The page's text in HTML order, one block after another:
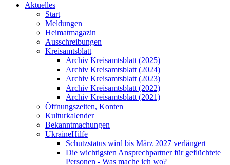
Aktuelles
Start
Meldungen
Heimatmagazin
Ausschreibungen
Kreisamtsblatt
Archiv Kreisamtsblatt (2025)
Archiv Kreisamtsblatt (2024)
Archiv Kreisamtsblatt (2023)
Archiv Kreisamtsblatt (2022)
Archiv Kreisamtsblatt (2021)
Öffnungszeiten, Konten
Kulturkalender
Bekanntmachungen
UkraineHilfe
Schutzstatus wird bis März 2027 verlängert
Die wichtigsten Ansprechpartner für geflüchtete
Personen - Was mache ich wo?